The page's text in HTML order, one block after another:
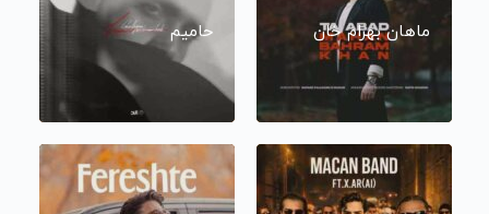
ماهان بهرام خان حامیم